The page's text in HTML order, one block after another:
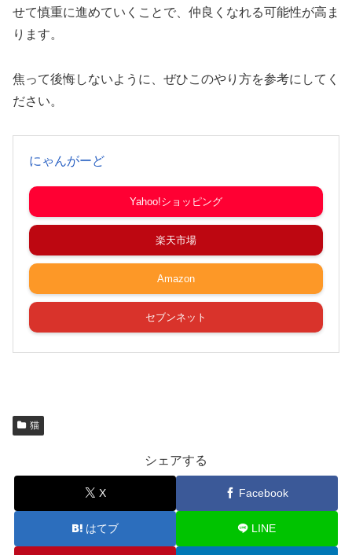
せて慎重に進めていくことで、仲良くなれる可能性が高ま
ります。
焦って後悔しないように、ぜひこのやり方を参考にしてく
ださい。
にゃんがーど
Yahoo!ショッピング
楽天市場
Amazon
セブンネット
猫
シェアする
X Facebook
はてブ LINE